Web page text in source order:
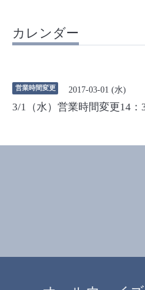
カレンダー
営業時間変更 2017-03-01 (水)
3/1（水）営業時間変更14：